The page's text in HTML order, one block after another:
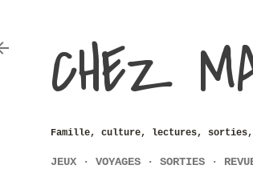
CHEZ
Famille, culture, lectures,
JEUX VOYAGES SORTIES